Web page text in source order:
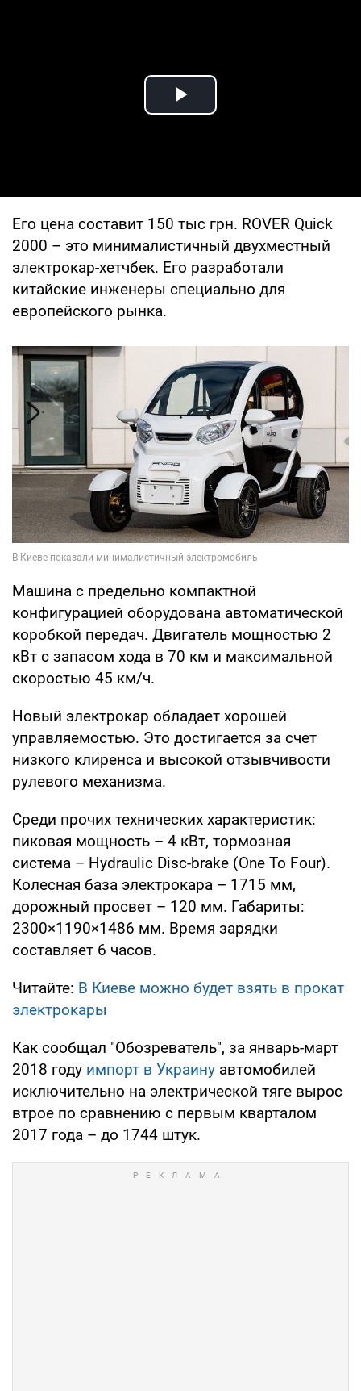
Play Video
Его цена составит 150 тыс грн. ROVER Quick
2000 – это минималистичный двухместный
электрокар-хетчбек. Его разработали
китайские инженеры специально для
европейского рынка.
Машина с предельно компактной
конфигурацией оборудована автоматической
коробкой передач. Двигатель мощностью 2
кВт с запасом хода в 70 км и максимальной
скоростью 45 км/ч.
Новый электрокар обладает хорошей
управляемостью. Это достигается за счет
низкого клиренса и высокой отзывчивости
рулевого механизма.
Среди прочих технических характеристик:
пиковая мощность – 4 кВт, тормозная
система – Hydraulic Disc-brake (One To Four).
Колесная база электрокара – 1715 мм,
дорожный просвет – 120 мм. Габариты:
2300×1190×1486 мм. Время зарядки
составляет 6 часов.
Читайте: В Киеве можно будет взять в прокат
электрокары
Как сообщал "Обозреватель", за январь-март
2018 году импорт в Украину автомобилей
исключительно на электрической тяге вырос
втрое по сравнению с первым кварталом
2017 года – до 1744 штук.